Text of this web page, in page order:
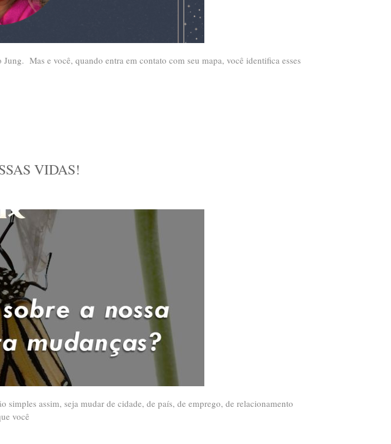
Mas e você, quando entra em contato com seu mapa, você identifica esses
VIDAS!
assim, seja mudar de cidade, de país, de emprego, de relacionamento
você